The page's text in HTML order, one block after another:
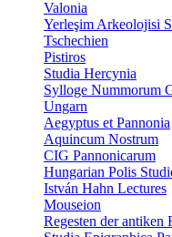
Valonia
Yerleşim Arkeolojisi
Tschechien
Pistiros
Studia Hercynia
Sylloge Nummorum
Ungarn
Aegyptus et Pannonia
Aquincum Nostrum
CIG Pannonicarum
Hungarian Polis
István Hahn Lectures
Mouseion
Regesten der antiken